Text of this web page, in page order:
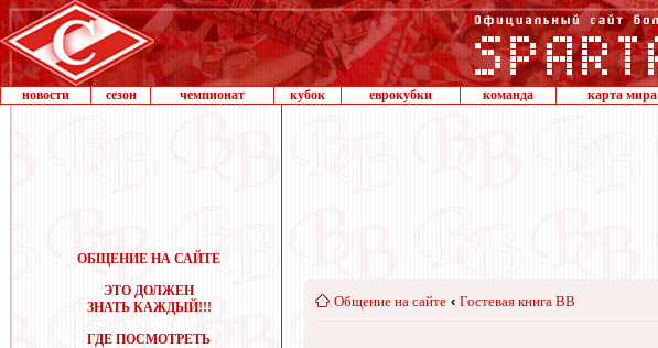
новости сезон чемпионат кубок еврокубки команда карта мира
ОБЩЕНИЕ НА САЙТЕ
ЭТО ДОЛЖЕН
ЗНАТЬ КАЖДЫЙ!!!
ГДЕ ПОСМОТРЕТЬ
Общение на сайте ‹ Гостевая книга ВВ